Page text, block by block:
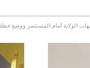
أمام المستثمر ووضع خطة